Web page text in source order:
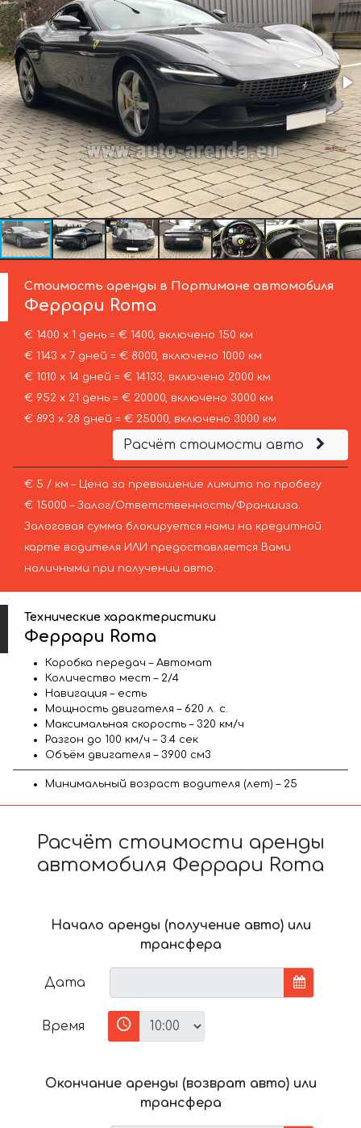
Стоимость аренды в Портимане автомобиля
Феррари Roma
€ 1400 х 1 день = € 1400, включено 150 км
€ 1143 х 7 дней = € 8000, включено 1000 км
€ 1010 х 14 дней = € 14133, включено 2000 км
€ 952 х 21 день = € 20000, включено 3000 км
€ 893 х 28 дней = € 25000, включено 3000 км
Расчёт стоимости авто
€ 5 / км – Цена за превышение лимита по пробегу
€ 15000 – Залог/Ответственность/Франшиза.
Залоговая сумма блокируется нами на кредитной
карте водителя ИЛИ предоставляется Вами
наличными при получении авто.
Технические характеристики
Феррари Roma
Коробка передач – Автомат
Количество мест – 2/4
Навигация – есть
Мощность двигателя – 620 л. с.
Максимальная скорость – 320 км/ч
Разгон до 100 км/ч – 3.4 сек
Объём двигателя – 3900 см3
Минимальный возраст водителя (лет) – 25
Расчёт стоимости аренды
автомобиля Феррари Roma
Начало аренды (получение авто) или
трансфера
Дата
Время
Окончание аренды (возврат авто) или
трансфера